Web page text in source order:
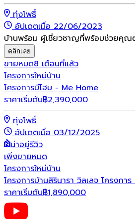
ทุ่งโพธิ์
อัปเดตเมื่อ 22/06/2023
บ้านพร้อม ผู้เชี่ยวชาญที่พร้อมช่วยคุณ
คลิกเลย
ขายหมด8 เดือนที่แล้ว
โครงการใหม่บ้าน
โครงการมีโฮม - Me Home
ราคาเริ่มต้น฿2,390,000
ทุ่งโพธิ์
อัปเดตเมื่อ 03/12/2025
น่าอยู่รีวิว
เพิ่งขายหมด
โครงการใหม่บ้าน
โครงการบ้านสิรินารา วิลเลจ โครงก
ราคาเริ่มต้น฿1,890,000